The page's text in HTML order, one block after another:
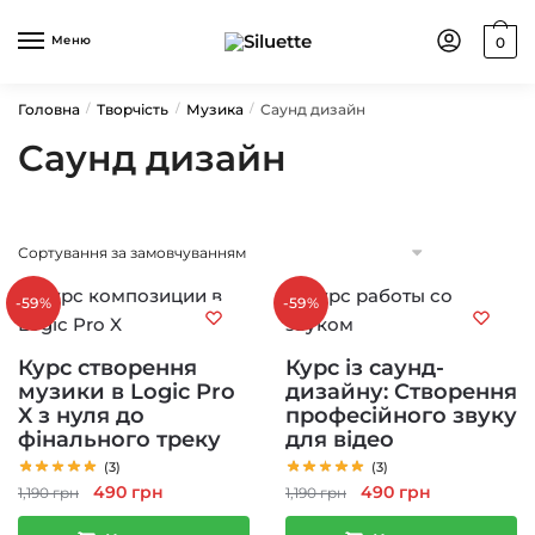
Меню 0
Головна / Творчість / Музика / Саунд дизайн
Саунд дизайн
-59%
Курс створення
музики в Logic Pro
X з нуля до
фінального треку
(3)
1,190грн
Оригінальна
ціна:
490 грн
ціна:
-59%
Курс із саунд-
дизайну: Створення
професійного звуку
для відео
(3)
1,190грн
Оригінальна
ціна:
490 грн
ціна: